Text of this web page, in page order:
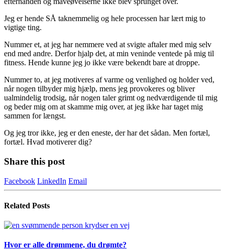
Jeg er hende SÅ taknemmelig og hele processen har lært mig to
vigtige ting.
Nummer et, at jeg har nemmere ved at svigte aftaler med mig selv
end med andre. Derfor hjalp det, at min veninde ventede på mig til
fitness. Hende kunne jeg jo ikke være bekendt bare at droppe.
Nummer to, at jeg motiveres af varme og venlighed og holder ved,
når nogen tilbyder mig hjælp, mens jeg provokeres og bliver
ualmindelig trodsig, når nogen taler grimt og nedværdigende til mig
og beder mig om at skamme mig over, at jeg ikke har taget mig
sammen for længst.
Og jeg tror ikke, jeg er den eneste, der har det sådan. Men fortæl,
fortæl. Hvad motiverer dig?
Share this post
Facebook LinkedIn Email
Related Posts
Hvor er alle drømmene, du drømte?